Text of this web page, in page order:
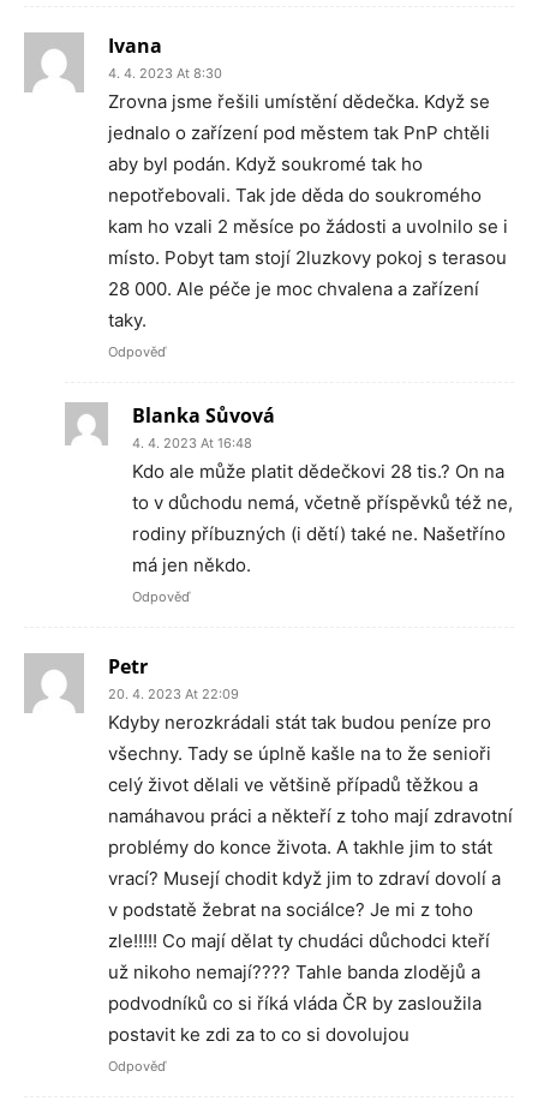
Ivana
4. 4. 2023 At 8:30
Zrovna jsme řešili umístění dědečka. Když se
jednalo o zařízení pod městem tak PnP chtěli
aby byl podán. Když soukromé tak ho
nepotřebovali. Tak jde děda do soukromého
kam ho vzali 2 měsíce po žádosti a uvolnilo se i
místo. Pobyt tam stojí 2luzkovy pokoj s terasou
28 000. Ale péče je moc chvalena a zařízení
taky.
Odpověď
Blanka Sůvová
4. 4. 2023 At 16:48
Kdo ale může platit dědečkovi 28 tis.? On na
to v důchodu nemá, včetně příspěvků též ne,
rodiny příbuzných (i dětí) také ne. Našetříno
má jen někdo.
Odpověď
Petr
20. 4. 2023 At 22:09
Kdyby nerozkrádali stát tak budou peníze pro
všechny. Tady se úplně kašle na to že senioři
celý život dělali ve většině případů těžkou a
namáhavou práci a někteří z toho mají zdravotní
problémy do konce života. A takhle jim to stát
vrací? Musejí chodit když jim to zdraví dovolí a
v podstatě žebrat na sociálce? Je mi z toho
zle!!!!! Co mají dělat ty chudáci důchodci kteří
už nikoho nemají???? Tahle banda zlodějů a
podvodníků co si říká vláda ČR by zasloužila
postavit ke zdi za to co si dovolujou
Odpověď